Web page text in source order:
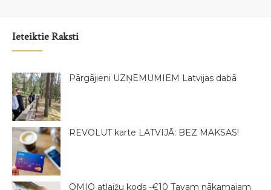
Ieteiktie Raksti
Pārgājieni UZŅĒMUMIEM Latvijas dabā
REVOLUT karte LATVIJĀ: BEZ MAKSAS!
OMIO atlaižu kods -€10 Tavam nākamajam